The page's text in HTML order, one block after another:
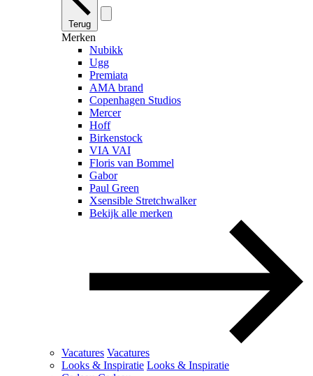
Terug
Merken
Nubikk
Ugg
Premiata
AMA brand
Copenhagen Studios
Mercer
Hoff
Birkenstock
VIA VAI
Floris van Bommel
Gabor
Paul Green
Xsensible Stretchwalker
Bekijk alle merken
Vacatures Vacatures
Looks & Inspiratie Looks & Inspiratie